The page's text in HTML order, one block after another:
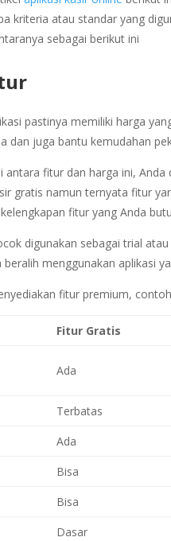
kriteria atau standar yang
sebagai berikut ini
pastinya memiliki harga
dan juga bantu kemudahan
fitur dan harga ini,
gratis namun ternyata fitur
fitur yang Anda
digunakan sebagai trial
menggunakan aplikasi
fitur premium,
Fitur Gratis
Ada
Terbatas
Ada
Bisa
Bisa
Dasar